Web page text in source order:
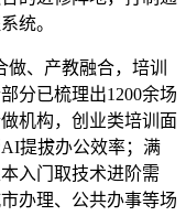
统。
、产教融合，培训
分已梳理出1200余场
机构，创业类培训面
提拔办公效率；满
入门取技术进阶需
办理、公共办事等场